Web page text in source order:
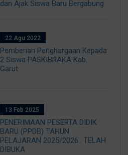
dan Ajak Siswa Baru Bergabung
22 Agu 2022
Pemberian Penghargaan Kepada
2 Siswa PASKIBRAKA Kab.
Garut
13 Feb 2025
PENERIMAAN PESERTA DIDIK
BARU (PPDB) TAHUN
PELAJARAN 2025/2026.. TELAH
DIBUKA